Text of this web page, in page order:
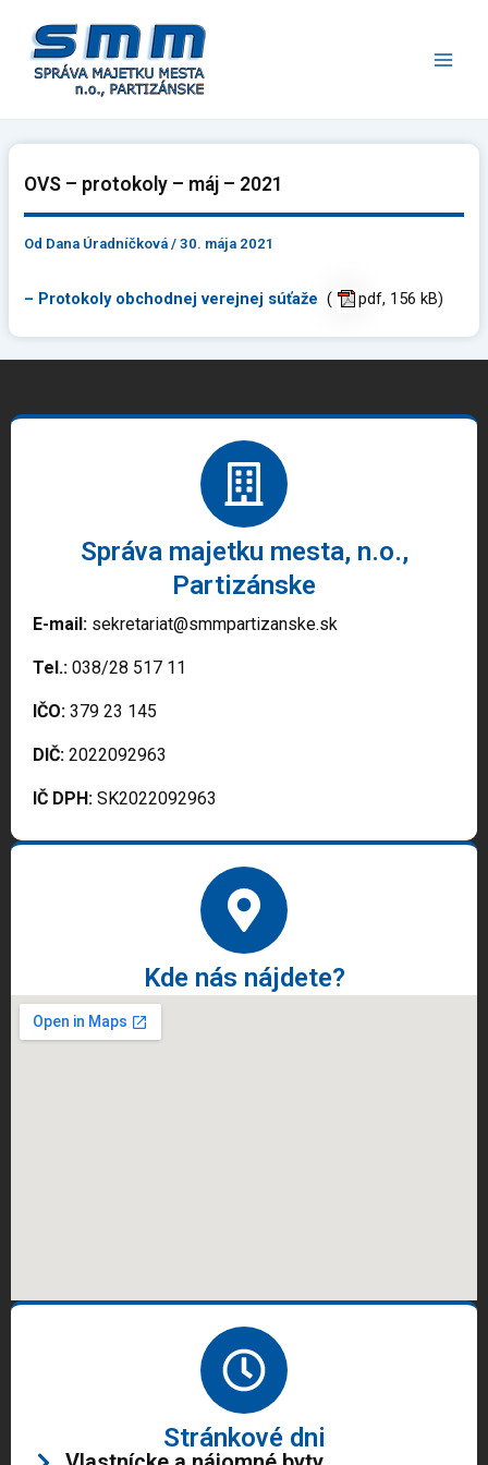
obsah
OVS – protokoly – máj – 2021
Od Dana Úradníčková/30. mája 2021
– Protokoly obchodnej verejnej súťaže( pdf, 156 kB)
Správa majetku mesta, n.o.,
Partizánske
E-mail: sekretariat@smmpartizanske.sk
Tel.: 038/28 517 11
IČO: 379 23 145
DIČ: 2022092963
IČ DPH: SK2022092963
Kde nás nájdete?
Stránkové dni